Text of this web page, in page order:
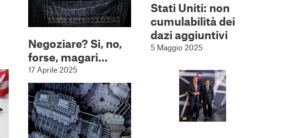
Stati Uniti: non
cumulabilità dei
dazi aggiuntivi
5 Maggio 2025
Negoziare? Si, no,
forse, magari…
17 Aprile 2025